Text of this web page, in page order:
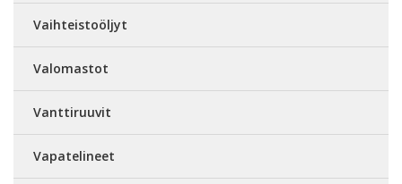
Vaihteistoöljyt
Valomastot
Vanttiruuvit
Vapatelineet